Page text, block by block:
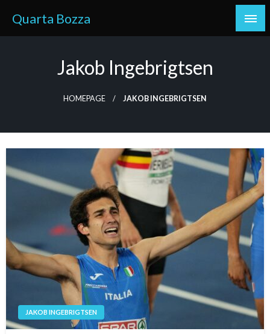
content
Quarta Bozza
Jakob Ingebrigtsen
HOMEPAGE JAKOB INGEBRIGTSEN
JAKOB INGEBRIGTSEN